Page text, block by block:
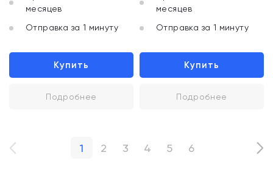
месяцев
Отправка за 1 минуту
Купить
Подробнее
месяцев
Отправка за 1 минуту
Купить
Подробнее
1 2 3 4 5 6